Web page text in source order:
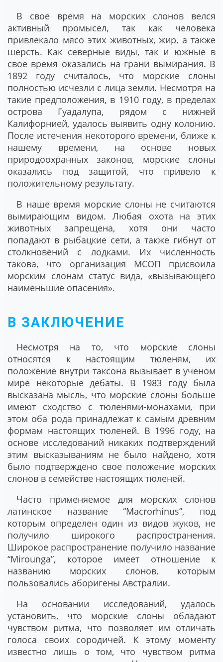
В свое время на морских слонов велся
активный промысел, так как человека
привлекало мясо этих животных, жир, а также
шерсть. Как северные виды, так и южные в
свое время оказались на грани вымирания. В
1892 году считалось, что морские слоны
полностью исчезли с лица земли. Несмотря на
такие предположения, в 1910 году, в пределах
острова Гуадалупа, рядом с нижней
Калифорнией, удалось выявить одну колонию.
После истечения некоторого времени, ближе к
нашему времени, на основе новых
природоохранных законов, морские слоны
оказались под защитой, что привело к
положительному результату.
В наше время морские слоны не считаются
вымирающим видом. Любая охота на этих
животных запрещена, хотя они часто
попадают в рыбацкие сети, а также гибнут от
столкновений с лодками. Их численность
такова, что организация МСОП присвоила
морским слонам статус вида, «вызывающего
наименьшие опасения».
В ЗАКЛЮЧЕНИЕ
Несмотря на то, что морские слоны
относятся к настоящим тюленям, их
положение внутри таксона вызывает в ученом
мире некоторые дебаты. В 1983 году была
высказана мысль, что морские слоны больше
имеют сходство с тюленями-монахами, при
этом оба рода принадлежат к самым древним
формам настоящих тюленей. В 1996 году, на
основе исследований никаких подтверждений
этим высказываниям не было найдено, хотя
было подтверждено свое положение морских
слонов в семействе настоящих тюленей.
Часто применяемое для морских слонов
латинское название “Macrorhinus”, под
которым определен один из видов жуков, не
получило широкого распространения.
Широкое распространение получило название
“Mirounga”, которое имеет отношение к
названию морских слонов, которым
пользовались аборигены Австралии.
На основании исследований, удалось
установить, что морские слоны обладают
чувством ритма, что позволяет им отличать
голоса своих сородичей. К этому моменту
известно лишь о том, что чувством ритма